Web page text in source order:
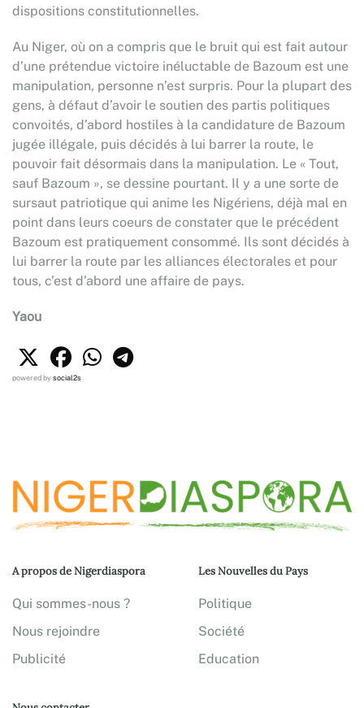
dispositions constitutionnelles.
Au Niger, où on a compris que le bruit qui est fait autour
d’une prétendue victoire inéluctable de Bazoum est une
manipulation, personne n’est surpris. Pour la plupart des
gens, à défaut d’avoir le soutien des partis politiques
convoités, d’abord hostiles à la candidature de Bazoum
jugée illégale, puis décidés à lui barrer la route, le
pouvoir fait désormais dans la manipulation. Le « Tout,
sauf Bazoum », se dessine pourtant. Il y a une sorte de
sursaut patriotique qui anime les Nigériens, déjà mal en
point dans leurs coeurs de constater que le précédent
Bazoum est pratiquement consommé. Ils sont décidés à
lui barrer la route par les alliances électorales et pour
tous, c’est d’abord une affaire de pays.
Yaou
powered bysocial2s
A propos de Nigerdiaspora
Qui sommes-nous ?
Nous rejoindre
Publicité
Les Nouvelles du Pays
Politique
Société
Education